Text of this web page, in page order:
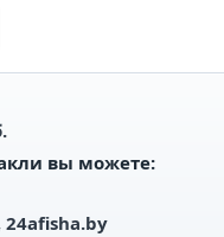
вы можете: